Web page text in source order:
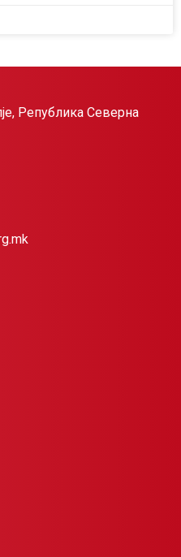
Република Северна